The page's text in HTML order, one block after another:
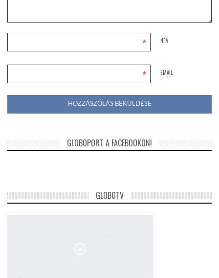
NÉV
*
EMAIL
*
GLOBOPORT A FACEBOOKON!
GLOBOTV